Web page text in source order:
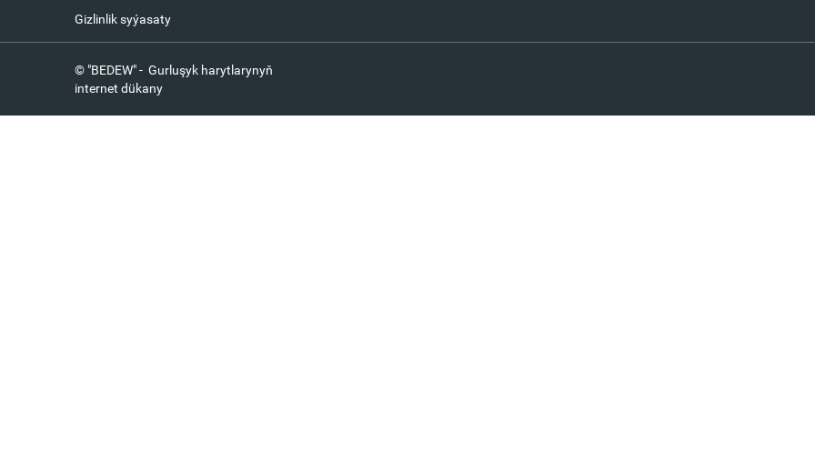
Gizlinlik syýasaty
© "BEDEW" - Gurluşyk harytlarynyň
internet dükany